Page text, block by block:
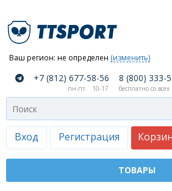
Ваш регион: не определен (изменить)
Вход Регистрация
компании
Как
сделать
заказ
Оплата
доставка
+7 (812) 677-58-56 8 (800) 333-
пн-пт 10-17 бесплатно со